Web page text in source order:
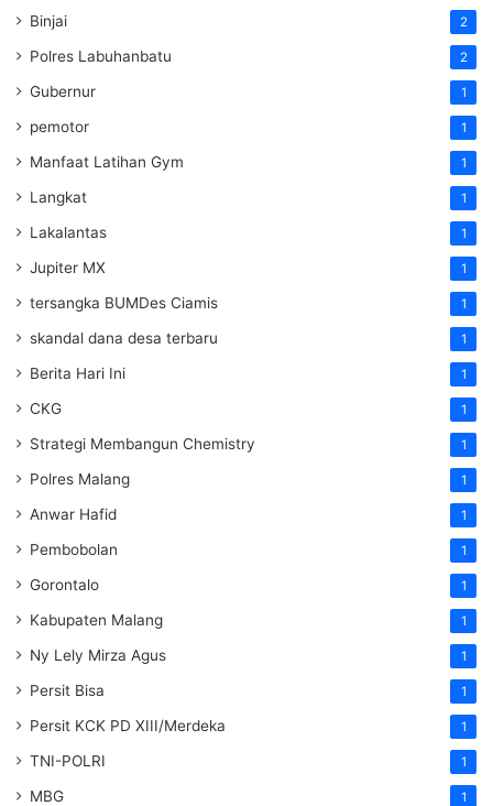
Binjai 2
Polres Labuhanbatu 2
Gubernur 1
pemotor 1
Manfaat Latihan Gym 1
Langkat 1
Lakalantas 1
Jupiter MX 1
tersangka BUMDes Ciamis 1
skandal dana desa terbaru 1
Berita Hari Ini 1
CKG 1
Strategi Membangun Chemistry 1
Polres Malang 1
Anwar Hafid 1
Pembobolan 1
Gorontalo 1
Kabupaten Malang 1
Ny Lely Mirza Agus 1
Persit Bisa 1
Persit KCK PD XIII/Merdeka 1
TNI-POLRI 1
MBG 1